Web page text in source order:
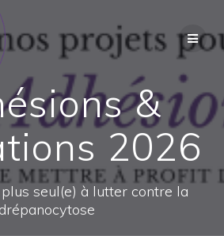
contenu
&
2026
seul(e) à lutter contre la
drépanocytose